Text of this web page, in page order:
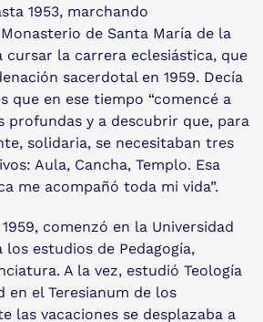
1953, marchando
de Santa María de la
cursar la carrera eclesiástica, que
sacerdotal en 1959. Decía
que en ese tiempo “comencé a
profundas y a descubrir que, para
solidaria, se necesitaban tres
Aula, Cancha, Templo. Esa
me acompañó toda mi vida”.
comenzó en la Universidad
los estudios de Pedagogía,
A la vez, estudió Teología
en el Teresianum de los
las vacaciones se desplazaba a